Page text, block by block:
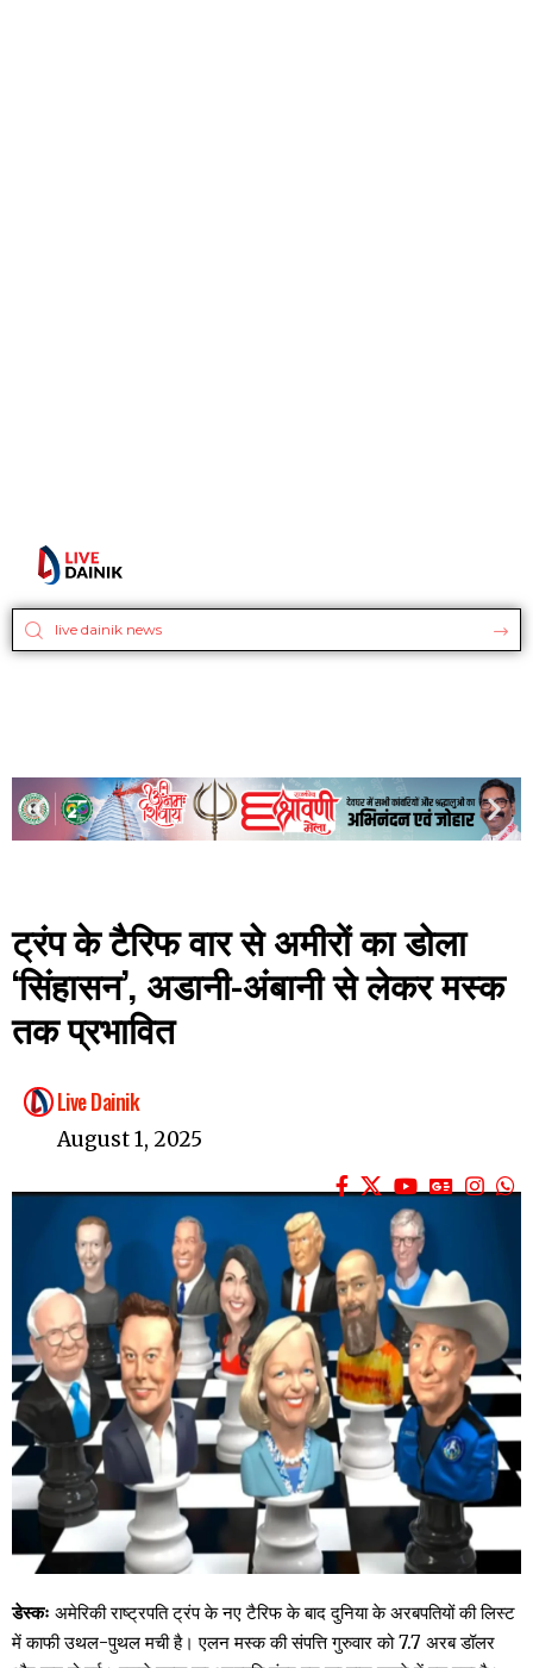
ट्रंप के टैरिफ वार से अमीरों का डोला
‘सिंहासन’, अडानी-अंबानी से लेकर मस्क
तक प्रभावित
Live Dainik
August 1, 2025
डेस्कः अमेरिकी राष्ट्रपति ट्रंप के नए टैरिफ के बाद दुनिया के अरबपतियों की लिस्ट
में काफी उथल-पुथल मची है। एलन मस्क की संपत्ति गुरुवार को 7.7 अरब डॉलर